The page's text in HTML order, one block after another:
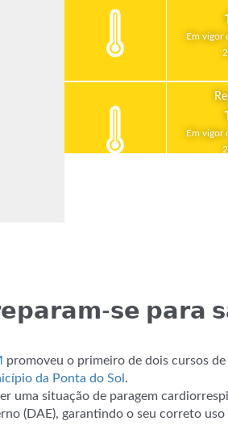
Em vigor
Em vigor
𝘀𝗲 𝗽𝗮𝗿𝗮
promoveu o primeiro de dois cursos
da Ponta do Sol .
uma situação de paragem
(DAE), garantindo o seu correto uso